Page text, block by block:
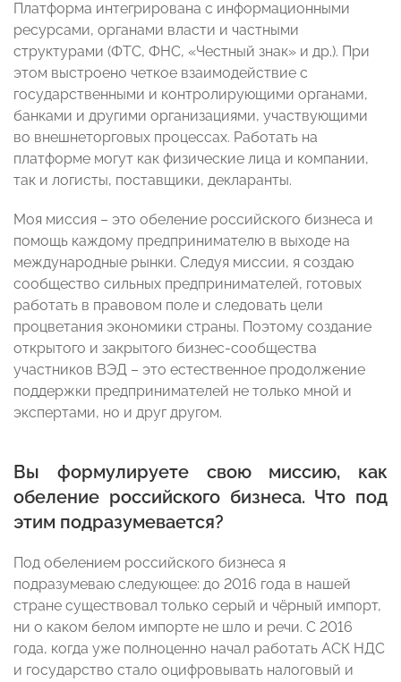
Платформа интегрирована с информационными
ресурсами, органами власти и частными
структурами (ФТС, ФНС, «Честный знак» и др.). При
этом выстроено четкое взаимодействие с
государственными и контролирующими органами,
банками и другими организациями, участвующими
во внешнеторговых процессах. Работать на
платформе могут как физические лица и компании,
так и логисты, поставщики, декларанты.
Моя миссия – это обеление российского бизнеса и
помощь каждому предпринимателю в выходе на
международные рынки. Следуя миссии, я создаю
сообщество сильных предпринимателей, готовых
работать в правовом поле и следовать цели
процветания экономики страны. Поэтому создание
открытого и закрытого бизнес-сообщества
участников ВЭД – это естественное продолжение
поддержки предпринимателей не только мной и
экспертами, но и друг другом.
Вы формулируете свою миссию, как
обеление российского бизнеса. Что под
этим подразумевается?
Под обелением российского бизнеса я
подразумеваю следующее: до 2016 года в нашей
стране существовал только серый и чёрный импорт,
ни о каком белом импорте не шло и речи. С 2016
года, когда уже полноценно начал работать АСК НДС
и государство стало оцифровывать налоговый и